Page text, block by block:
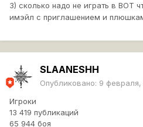
3) сколько надо не играть в ВОТ
имэйл с приглашением и
SLAANESHH
Опубликовано: 9 февраля,
Игроки
13 419 публикаций
65 944 боя